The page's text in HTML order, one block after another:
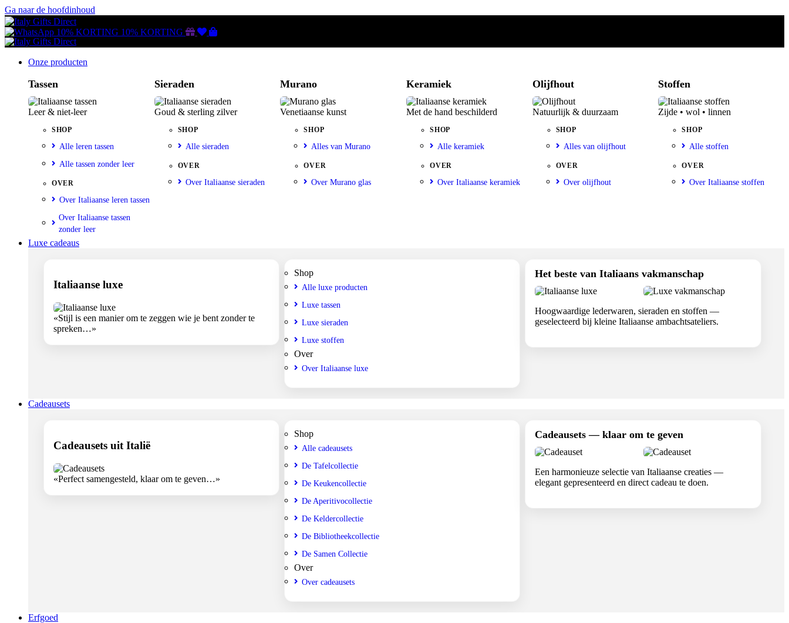
Ga naar de hoofdinhoud
10% KORTING 10% KORTING Gutscheine
Wunschliste
Warenkorb
Onze producten
Tassen
Leer & niet-leer
SHOP
Alle leren tassen
Alle tassen zonder leer
OVER
Over Italiaanse leren tassen
Over Italiaanse tassen
zonder leer
Sieraden
Goud & sterling zilver
SHOP
Alle sieraden
OVER
Over Italiaanse sieraden
Murano
Venetiaanse kunst
SHOP
Alles van Murano
OVER
Over Murano glas
Keramiek
Met de hand beschilderd
SHOP
Alle keramiek
OVER
Over Italiaanse keramiek
Olijfhout
Natuurlijk & duurzaam
SHOP
Alles van olijfhout
OVER
Over olijfhout
Stoffen
Zijde • wol • linnen
SHOP
Alle stoffen
OVER
Over Italiaanse stoffen
Luxe cadeaus
Italiaanse luxe
«Stijl is een manier om te zeggen wie je bent zonder te
spreken…»
Shop
Alle luxe producten
Luxe tassen
Luxe sieraden
Luxe stoffen
Over
Over Italiaanse luxe
Het beste van Italiaans vakmanschap
Hoogwaardige lederwaren, sieraden en stoffen —
geselecteerd bij kleine Italiaanse ambachtsateliers.
Cadeausets
Cadeausets uit Italië
«Perfect samengesteld, klaar om te geven…»
Shop
Alle cadeausets
De Tafelcollectie
De Keukencollectie
De Aperitivocollectie
De Keldercollectie
De Bibliotheekcollectie
De Samen Collectie
Over
Over cadeausets
Cadeausets — klaar om te geven
Een harmonieuze selectie van Italiaanse creaties —
elegant gepresenteerd en direct cadeau te doen.
Erfgoed